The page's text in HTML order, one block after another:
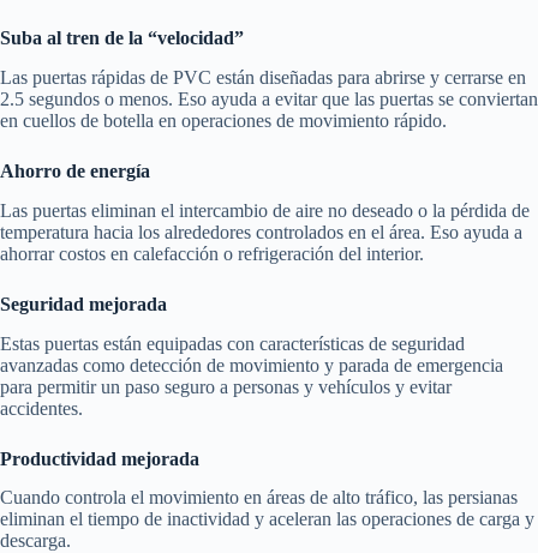
Suba al tren de la “velocidad”
Las puertas rápidas de PVC están diseñadas para abrirse y cerrarse en
2.5 segundos o menos. Eso ayuda a evitar que las puertas se conviertan
en cuellos de botella en operaciones de movimiento rápido.
Ahorro de energía
Las puertas eliminan el intercambio de aire no deseado o la pérdida de
temperatura hacia los alrededores controlados en el área. Eso ayuda a
ahorrar costos en calefacción o refrigeración del interior.
Seguridad mejorada
Estas puertas están equipadas con características de seguridad
avanzadas como detección de movimiento y parada de emergencia
para permitir un paso seguro a personas y vehículos y evitar
accidentes.
Productividad mejorada
Cuando controla el movimiento en áreas de alto tráfico, las persianas
eliminan el tiempo de inactividad y aceleran las operaciones de carga y
descarga.